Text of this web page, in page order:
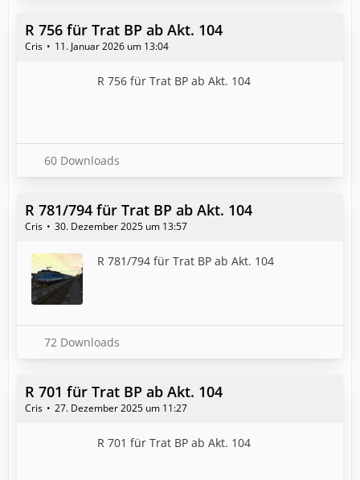
R 756 für Trat BP ab Akt. 104
Cris 11. Januar 2026 um 13:04
R 756 für Trat BP ab Akt. 104
60 Downloads
R 781/794 für Trat BP ab Akt. 104
Cris 30. Dezember 2025 um 13:57
R 781/794 für Trat BP ab Akt. 104
72 Downloads
R 701 für Trat BP ab Akt. 104
Cris 27. Dezember 2025 um 11:27
R 701 für Trat BP ab Akt. 104